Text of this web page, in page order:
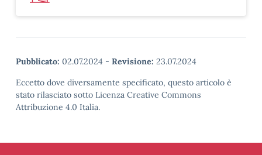
Pubblicato: 02.07.2024 - Revisione: 23.07.2024
Eccetto dove diversamente specificato, questo articolo è
stato rilasciato sotto Licenza Creative Commons
Attribuzione 4.0 Italia.